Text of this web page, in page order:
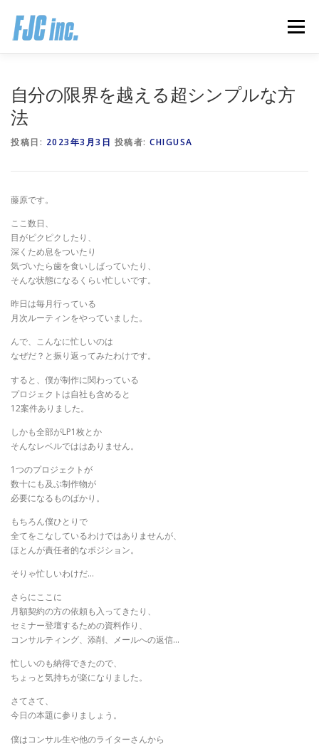
メニュー
自分の限界を越える超シンプルな方
法
投稿日: 2023年3月3日 投稿者: CHIGUSA
藤原です。
ここ数日、
目がピクピクしたり、
深くため息をついたり
気づいたら歯を食いしばっていたり、
そんな状態になるくらい忙しいです。
昨日は毎月行っている
月次ルーティンをやっていました。
んで、こんなに忙しいのは
なぜだ？と振り返ってみたわけです。
すると、僕が制作に関わっている
プロジェクトは自社も含めると
12案件ありました。
しかも全部がLP1枚とか
そんなレベルでははありません。
1つのプロジェクトが
数十にも及ぶ制作物が
必要になるものばかり。
もちろん僕ひとりで
全てをこなしているわけではありませんが、
ほとんが責任者的なポジション。
​そりゃ忙しいわけだ…
​さらにここに
月額契約の方の依頼も入ってきたり、
セミナー登壇するための資料作り、
コンサルティング、添削、メールへの返信…
​忙しいのも納得できたので、
ちょっと気持ちが楽になりました。
​さてさて、
今日の本題に参りましょう。
​僕はコンサル生や他のライターさんから